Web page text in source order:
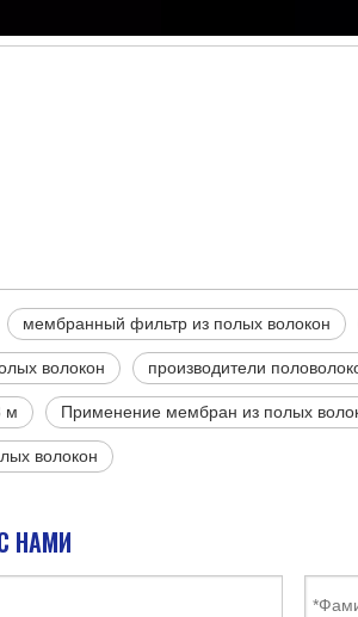
мембранный фильтр из полых волокон
волокон производители
м Применение мембран из полых
волокон
НАМИ